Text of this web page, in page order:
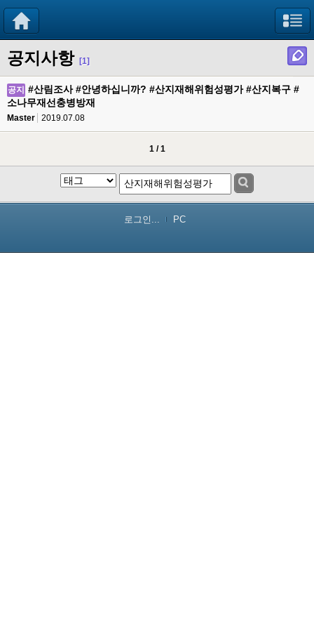
공지사항 [1]
공지
#산림조사 #안녕하십니까? #산지재해위험성평가 #산지복구 #
소나무재선충병방재
Master 2019.07.08
1 / 1
로그인... PC